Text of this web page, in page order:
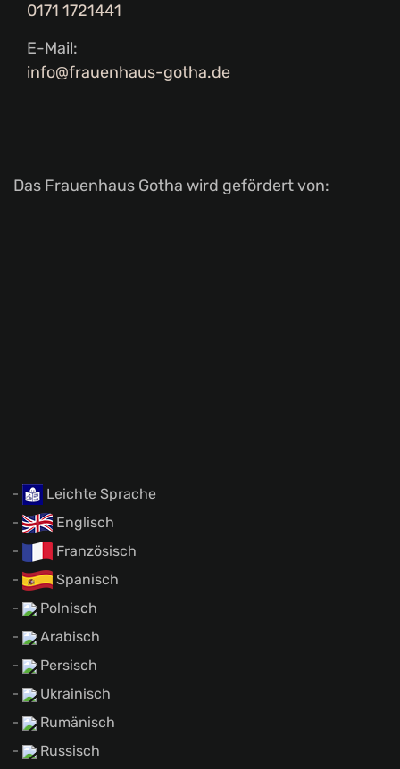
0171 1721441
E-Mail:
info@frauenhaus-gotha.de
Das Frauenhaus Gotha wird gefördert von:
Leichte Sprache
Englisch
Französisch
Spanisch
Polnisch
Arabisch
Persisch
Ukrainisch
Rumänisch
Russisch